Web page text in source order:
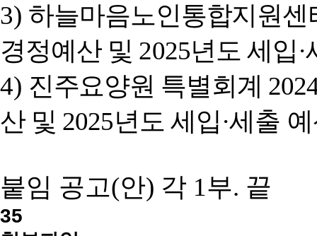
3) 하늘마음노인통합지원
경정예산 및 2025년도 세입·
4) 진주요양원 특별회계
산 및 2025년도 세입·세출
붙임 공고(안) 각 1부. 끝
35